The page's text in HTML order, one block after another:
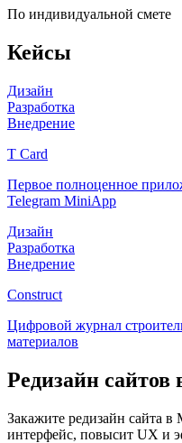
По индивидуальной смете
Кейсы
Дизайн
Разработка
Внедрение
T Card
Первое полноценное
Telegram MiniApp
Дизайн
Разработка
Внедрение
Construct
Цифровой журнал
материалов
Редизайн сайтов
Закажите редизайн сайта в
интерфейс, повысит UX и